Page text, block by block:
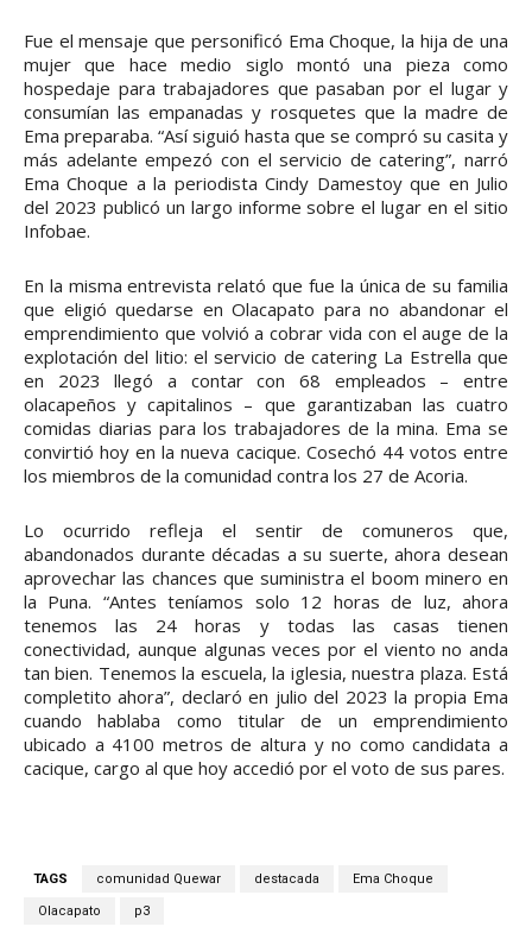
Fue el mensaje que personificó Ema Choque, la hija de una
mujer que hace medio siglo montó una pieza como
hospedaje para trabajadores que pasaban por el lugar y
consumían las empanadas y rosquetes que la madre de
Ema preparaba. “Así siguió hasta que se compró su casita y
más adelante empezó con el servicio de catering”, narró
Ema Choque a la periodista Cindy Damestoy que en Julio
del 2023 publicó un largo informe sobre el lugar en el sitio
Infobae.
En la misma entrevista relató que fue la única de su familia
que eligió quedarse en Olacapato para no abandonar el
emprendimiento que volvió a cobrar vida con el auge de la
explotación del litio: el servicio de catering La Estrella que
en 2023 llegó a contar con 68 empleados – entre
olacapeños y capitalinos – que garantizaban las cuatro
comidas diarias para los trabajadores de la mina. Ema se
convirtió hoy en la nueva cacique. Cosechó 44 votos entre
los miembros de la comunidad contra los 27 de Acoria.
Lo ocurrido refleja el sentir de comuneros que,
abandonados durante décadas a su suerte, ahora desean
aprovechar las chances que suministra el boom minero en
la Puna. “Antes teníamos solo 12 horas de luz, ahora
tenemos las 24 horas y todas las casas tienen
conectividad, aunque algunas veces por el viento no anda
tan bien. Tenemos la escuela, la iglesia, nuestra plaza. Está
completito ahora”, declaró en julio del 2023 la propia Ema
cuando hablaba como titular de un emprendimiento
ubicado a 4100 metros de altura y no como candidata a
cacique, cargo al que hoy accedió por el voto de sus pares.
TAGS comunidad Quewar destacada Ema Choque
Olacapato p3